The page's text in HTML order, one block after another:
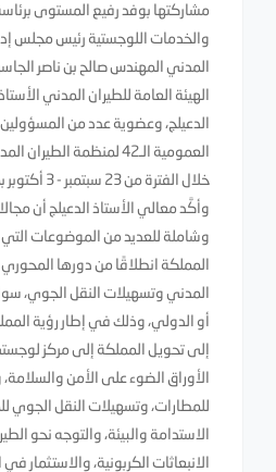
مشاركتها بوفد رفيع المستوى
والخدمات اللوجستية رئيس مجلس
المدني المهندس صالح بن ناصر
الهيئة العامة للطيران المدني
الدعيلج، وعضوية عدد من
العمومية الـ42 لمنظمة
خلال الفترة من 23 سبتمبر - 3 أكتوبر بمونتريال في كندا.
وأكَّد معالي الأستاذ الدعيلج أن
وشاملة للعديد من الموضوعات التي
المملكة انطلاقًا من دورها
المدني وتسهيلات النقل الجوي،
إلى تحويل المملكة إلى مركز
الأوراق الضوء على الأمن والسلامة،
للمطارات، وتسهيلات النقل الجوي
الاستدامة والبيئة، والتوجه نحو
الانبعاثات الكربونية، والاستثمار